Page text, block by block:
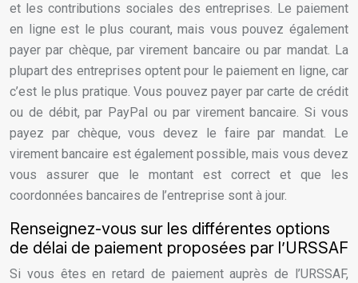
et les contributions sociales des entreprises. Le paiement
en ligne est le plus courant, mais vous pouvez également
payer par chèque, par virement bancaire ou par mandat. La
plupart des entreprises optent pour le paiement en ligne, car
c’est le plus pratique. Vous pouvez payer par carte de crédit
ou de débit, par PayPal ou par virement bancaire. Si vous
payez par chèque, vous devez le faire par mandat. Le
virement bancaire est également possible, mais vous devez
vous assurer que le montant est correct et que les
coordonnées bancaires de l’entreprise sont à jour.
Renseignez-vous sur les différentes options
de délai de paiement proposées par l’URSSAF
Si vous êtes en retard de paiement auprès de l’URSSAF,